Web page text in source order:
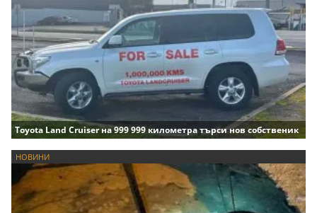
Toyota Land Cruiser на 999 999 километра търси нов собственик
НОВИНИ